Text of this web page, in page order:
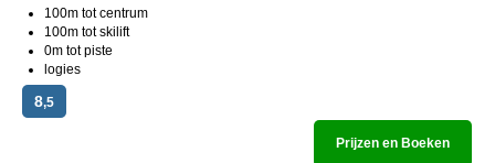
100m tot centrum
100m tot skilift
0m tot piste
logies
8,5
Prijzen en Boeken